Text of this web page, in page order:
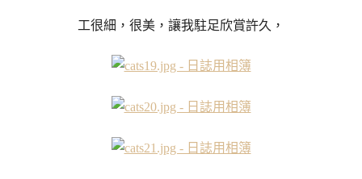
工很細，很美，讓我駐足欣賞許久，